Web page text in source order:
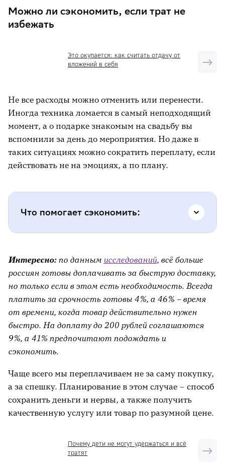
Можно ли сэкономить, если трат не
избежать
Это окупается: как считать отдачу от
вложений в себя
Не все расходы можно отменить или перенести.
Иногда техника ломается в самый неподходящий
момент, а о подарке знакомым на свадьбу вы
вспомнили за день до мероприятия. Но даже в
таких ситуациях можно сократить переплату, если
действовать не на эмоциях, а по плану.
Что помогает сэкономить:
даже при быстрой доставке или ремонте
цены у разных компаний могут сильно
отличаться;
использовать бонусы, промокоды и
кешбэк– в спешке о них часто забывают,
хотя бонусы помогают снизить переплату
на 10-15%;
обращение к уже знакомым вам
компаниям или мастеру надёжнее
случайного срочного вызова.
Интересно:по данным исследований, всё больше
россиян готовы доплачивать за быструю доставку,
но только если в этом есть необходимость. Всегда
платить за срочность готовы 4%, а 46% – время
от времени, когда товар действительно нужен
быстро. На доплату до 200 рублей соглашаются
9%, а 41% предпочитают подождать и
сэкономить.
Чаще всего мы переплачиваем не за саму покупку,
а за спешку. Планирование в этом случае – способ
сохранить деньги и нервы, а также получить
качественную услугу или товар по разумной цене.
Почему дети не могут удержаться и всё
тратят